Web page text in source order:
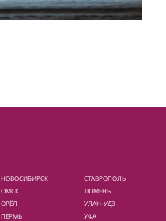
НОВОСИБИРСК
ОМСК
ОРЁЛ
ПЕРМЬ
СТАВРОПОЛЬ
ТЮМЕНЬ
УЛАН-УДЭ
УФА